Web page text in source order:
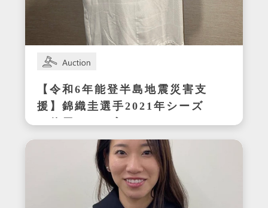
【令和6年能登半島地震災害支
援】錦織圭選手2021年シーズ
ン使用サイン入りウェア